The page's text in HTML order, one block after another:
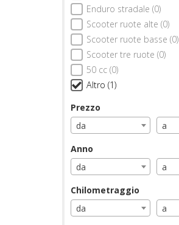
Enduro stradale (0)
Scooter ruote alte (0)
Scooter ruote basse (0)
Scooter tre ruote (0)
50 cc (0)
Altro (1)
Prezzo
da
a
Anno
da
a
Chilometraggio
da
a